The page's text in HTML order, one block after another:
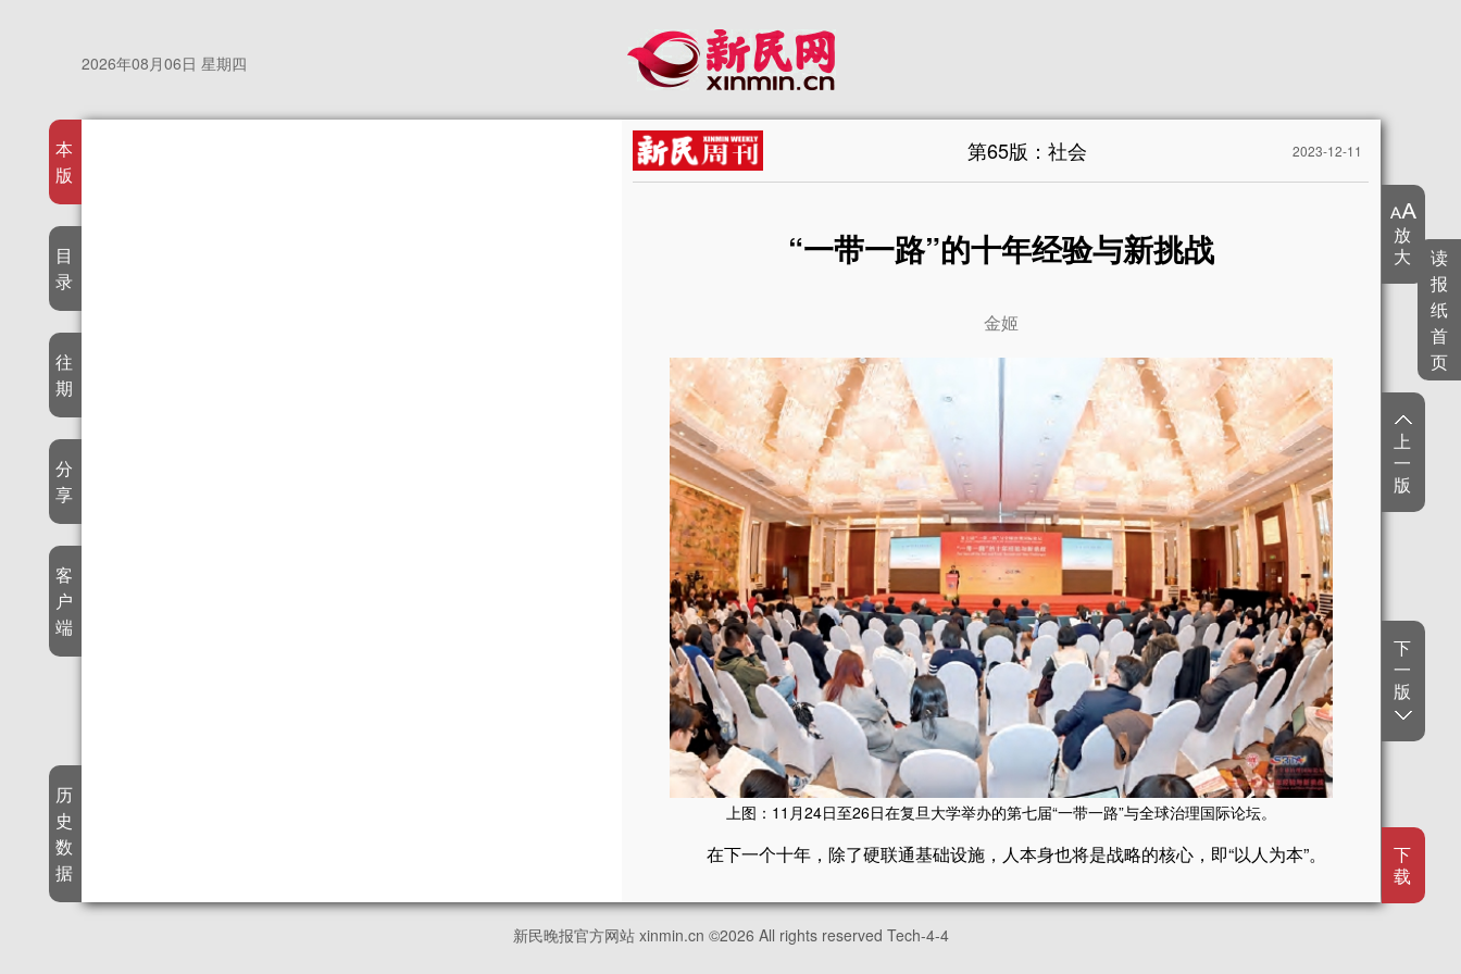
2026年08月06日 星期四
本
版
目
录
往
期
分
享
客
户
端
历
史
数
据
第65版：社会 2023-12-11
“一带一路”的十年经验与新挑战
金姬
上图：11月24日至26日在复旦大学举办的第七届“一带一路”与全球治理国际论坛。
在下一个十年，除了硬联通基础设施，人本身也将是战略的核心，即“以人为本”。
记者｜金姬
放
大
上
一
版
下
一
版
下
载
新民晚报官方网站 xinmin.cn ©2026 All rights reserved Tech-4-4
读
报
纸
首
页